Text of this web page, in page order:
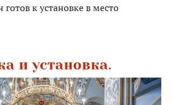
к установке в место
и установка.